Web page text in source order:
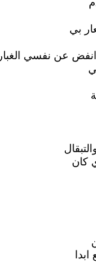
بي
عن نفسي الغبار
كان